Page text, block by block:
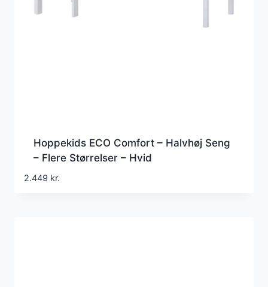
Hoppekids ECO Comfort – Halvhøj Seng
– Flere Størrelser – Hvid
2.449 kr.